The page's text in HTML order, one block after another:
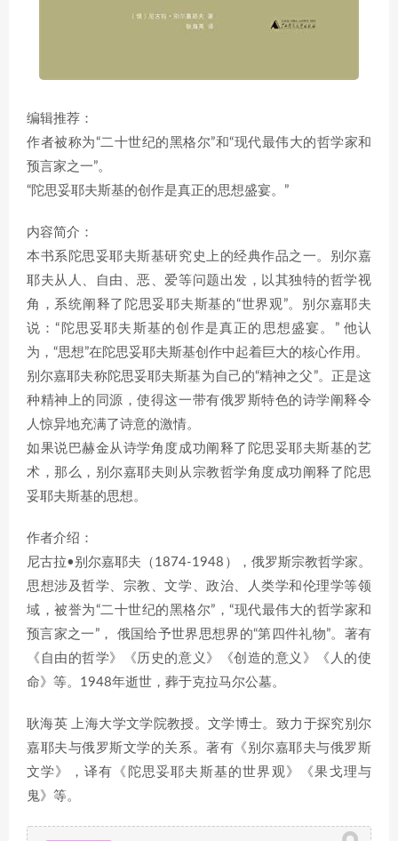
编辑推荐：
作者被称为“二十世纪的黑格尔”和“现代最伟大的哲学家和
预言家之一”。
“陀思妥耶夫斯基的创作是真正的思想盛宴。”
内容简介：
本书系陀思妥耶夫斯基研究史上的经典作品之一。别尔嘉
耶夫从人、自由、恶、爱等问题出发，以其独特的哲学视
角，系统阐释了陀思妥耶夫斯基的“世界观”。别尔嘉耶夫
说：“陀思妥耶夫斯基的创作是真正的思想盛宴。” 他认
为，“思想”在陀思妥耶夫斯基创作中起着巨大的核心作用。
别尔嘉耶夫称陀思妥耶夫斯基为自己的“精神之父”。正是这
种精神上的同源，使得这一带有俄罗斯特色的诗学阐释令
人惊异地充满了诗意的激情。
如果说巴赫金从诗学角度成功阐释了陀思妥耶夫斯基的艺
术，那么，别尔嘉耶夫则从宗教哲学角度成功阐释了陀思
妥耶夫斯基的思想。
作者介绍：
尼古拉•别尔嘉耶夫（1874-1948），俄罗斯宗教哲学家。
思想涉及哲学、宗教、文学、政治、人类学和伦理学等领
域，被誉为“二十世纪的黑格尔”，“现代最伟大的哲学家和
预言家之一”， 俄国给予世界思想界的“第四件礼物”。著有
《自由的哲学》《历史的意义》《创造的意义》《人的使
命》等。1948年逝世，葬于克拉马尔公墓。
耿海英 上海大学文学院教授。文学博士。致力于探究别尔
嘉耶夫与俄罗斯文学的关系。著有《别尔嘉耶夫与俄罗斯
文学》，译有《陀思妥耶夫斯基的世界观》《果戈理与
鬼》等。